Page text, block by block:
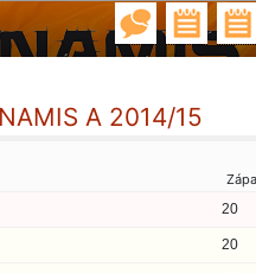
A 2014/15
20
20